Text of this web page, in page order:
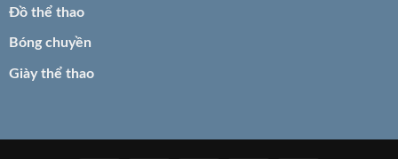
Đồ thể thao
Bóng chuyền
Giày thể thao